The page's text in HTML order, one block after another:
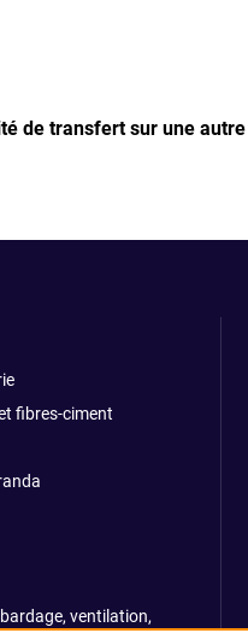
de transfert sur une
fibres-ciment
ventilation,